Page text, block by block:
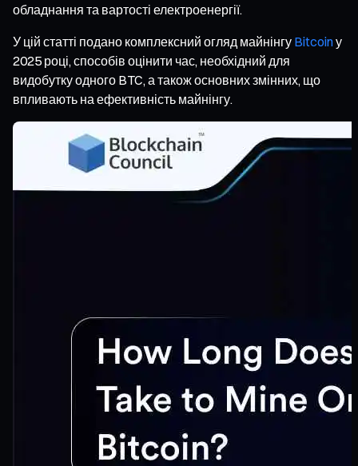
обладнання та вартості електроенергії.
У цій статті подано комплексний огляд майнінгу Bitcoinу
2025 році, способів оцінити час, необхідний для
видобутку одного BTC, а також основних змінних, що
впливають на ефективність майнінгу.